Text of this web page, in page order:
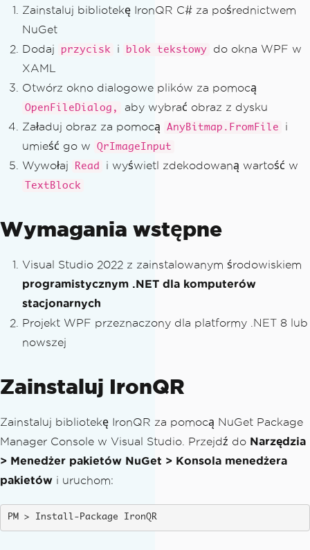
Zainstaluj bibliotekę IronQR C# za pośrednictwem
NuGet
Dodaj
przycisk i blok tekstowy
do okna WPF w
XAML
Otwórz okno dialogowe plików za pomocą
OpenFileDialog,
aby wybrać obraz z dysku
Załaduj obraz za pomocą
AnyBitmap.FromFile
i
umieść go w
QrImageInput
Wywołaj Read i wyświetl zdekodowaną wartość w
TextBlock
Wymagania wstępne
Visual Studio 2022 z zainstalowanym środowiskiem
programistycznym .NET dla komputerów
stacjonarnych
Projekt WPF przeznaczony dla platformy .NET 8 lub
nowszej
Zainstaluj IronQR
Zainstaluj bibliotekę IronQR za pomocą NuGet Package
Manager Console w Visual Studio. Przejdź do Narzędzia
> Menedżer pakietów NuGet > Konsola menedżera
pakietów i uruchom:
Install-Package IronQR